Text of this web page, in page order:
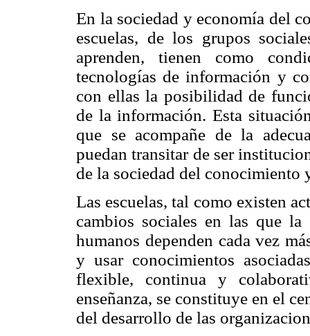
En la sociedad y economía del
escuelas, de los grupos
aprenden, tienen como
tecnologías de información y
con ellas la posibilidad de
de la información. Esta
que se acompañe de la
puedan transitar de ser
de la sociedad del
Las escuelas, tal como existen
cambios sociales en las que
humanos dependen cada vez
y usar conocimientos
flexible, continua y
enseñanza, se constituye en el
del desarrollo de las